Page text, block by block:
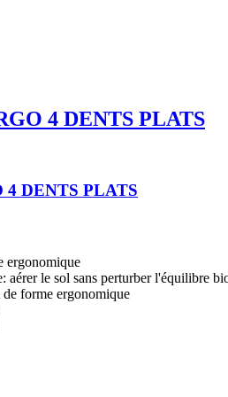
4 DENTS PLATS
DENTS PLATS
ergonomique
aérer le sol sans perturber l'équilibre
de forme ergonomique